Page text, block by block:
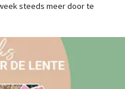
steeds meer door te